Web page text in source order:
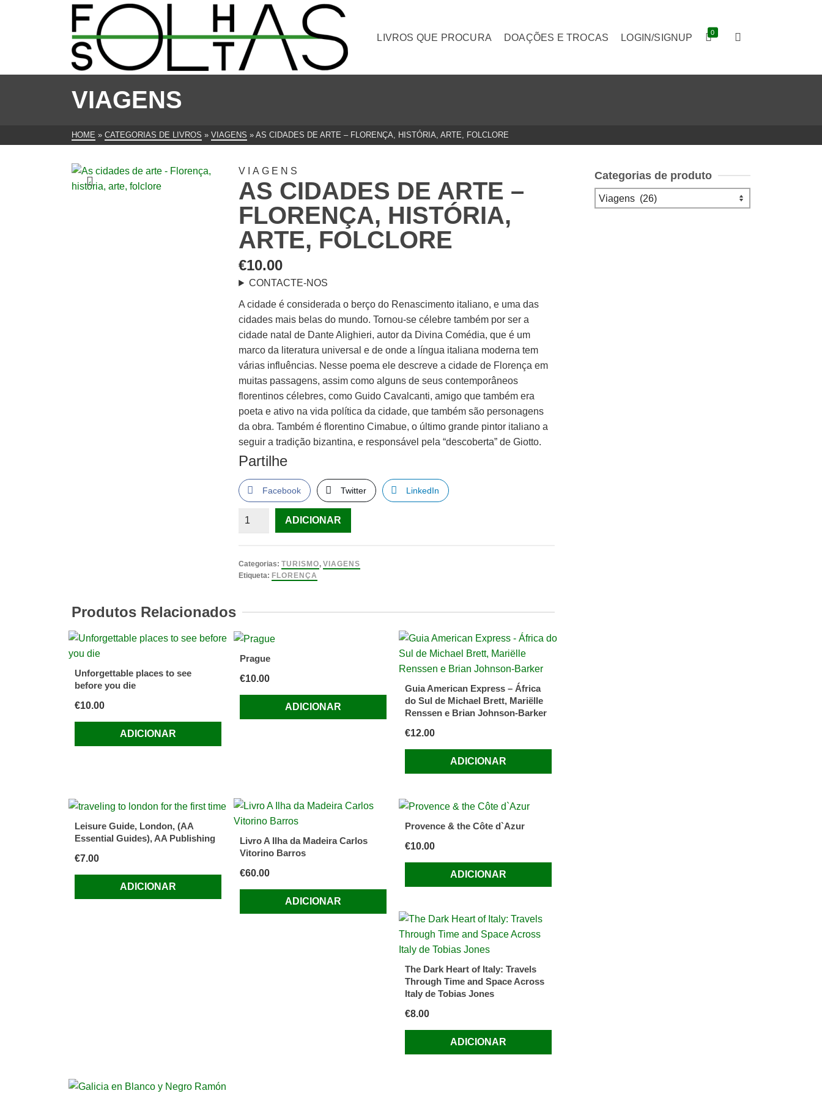
LIVROS QUE PROCURA DOAÇÕES E TROCAS LOGIN/SIGNUP 0
VIAGENS
HOME » CATEGORIAS DE LIVROS » VIAGENS » AS CIDADES DE ARTE – FLORENÇA, HISTÓRIA, ARTE, FOLCLORE
VIAGENS
AS CIDADES DE ARTE –
FLORENÇA, HISTÓRIA,
ARTE, FOLCLORE
€10.00
CONTACTE-NOS
A cidade é considerada o berço do Renascimento italiano, e uma das
cidades mais belas do mundo.Tornou-se célebre também por ser a
cidade natal de Dante Alighieri, autor da Divina Comédia, que é um
marco da literatura universal e de onde a língua italiana moderna tem
várias influências. Nesse poema ele descreve a cidade de Florença em
muitas passagens, assim como alguns de seus contemporâneos
florentinos célebres, como Guido Cavalcanti, amigo que também era
poeta e ativo na vida política da cidade, que também são personagens
da obra. Também é florentino Cimabue, o último grande pintor italiano a
seguir a tradição bizantina, e responsável pela “descoberta” de Giotto.
Partilhe
Facebook Twitter LinkedIn
Quantidade
cidades
de
história,
arte,
ADICIONAR
Categorias:TURISMO,VIAGENS
Etiqueta: FLORENÇA
Produtos Relacionados
Unforgettable places to see
before you die
€10.00
ADICIONAR
Prague
€10.00
ADICIONAR
Guia American Express – África
do Sul de Michael Brett, Mariëlle
Renssen e Brian Johnson-Barker
€12.00
ADICIONAR
Leisure Guide, London, (AA
Essential Guides), AA Publishing
€7.00
ADICIONAR
Livro A Ilha da Madeira Carlos
Vitorino Barros
€60.00
ADICIONAR
Provence & the Côte d`Azur
€10.00
ADICIONAR
The Dark Heart of Italy: Travels
Through Time and Space Across
Italy de Tobias Jones
€8.00
ADICIONAR
Categorias de produto